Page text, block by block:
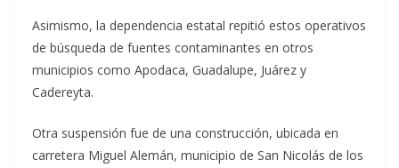
Asimismo, la dependencia estatal repitió estos operativos
de búsqueda de fuentes contaminantes en otros
municipios como Apodaca, Guadalupe, Juárez y
Cadereyta.
Otra suspensión fue de una construcción, ubicada en
carretera Miguel Alemán, municipio de San Nicolás de los